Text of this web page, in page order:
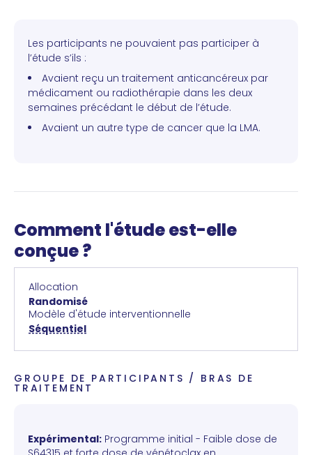
Les participants ne pouvaient pas participer à
l’étude s’ils :
Avaient reçu un traitement anticancéreux par
médicament ou radiothérapie dans les deux
semaines précédant le début de l’étude.
Avaient un autre type de cancer que la LMA.
Comment l'étude est-elle
conçue ?
Allocation
Randomisé
Modèle d'étude interventionnelle
Séquentiel
GROUPE DE PARTICIPANTS / BRAS DE
TRAITEMENT
Expérimental: Programme initial - Faible dose de